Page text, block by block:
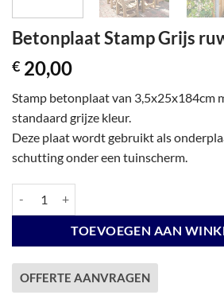
Betonplaat Stamp Grijs
€ 20,00
Stamp betonplaat van 3,5x25x184cm
standaard grijze kleur.
Deze plaat wordt gebruikt als
schutting onder een tuinscherm.
TOEVOEGEN AAN
OFFERTE AANVRAGEN